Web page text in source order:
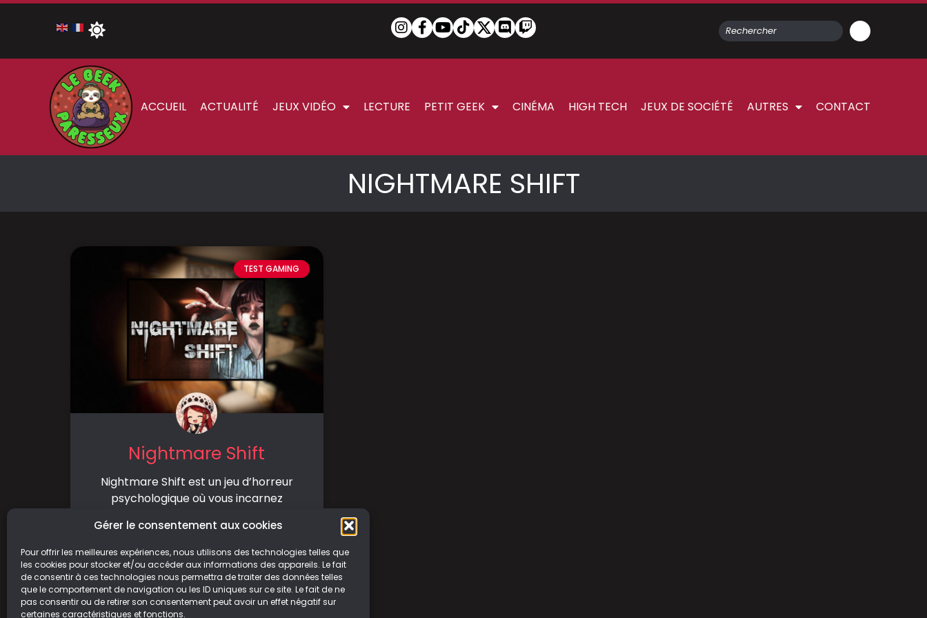
Gérer le consentement aux cookies
Pour offrir les meilleures expériences, nous utilisons des technologies telles que
les cookies pour stocker et/ou accéder aux informations des appareils. Le fait
de consentir à ces technologies nous permettra de traiter des données telles
que le comportement de navigation ou les ID uniques sur ce site. Le fait de ne
pas consentir ou de retirer son consentement peut avoir un effet négatif sur
certaines caractéristiques et fonctions.
ACCUEIL ACTUALITÉ JEUX VIDÉO LECTURE PETIT GEEK CINÉMA HIGH TECH JEUX DE SOCIÉTÉ AUTRES CONTACT
NIGHTMARE SHIFT
TEST GAMING
Nightmare Shift
Nightmare Shift est un jeu d’horreur
psychologique où vous incarnez
motel isolé. Après une
LIRE LA SUITE
23/07/2025